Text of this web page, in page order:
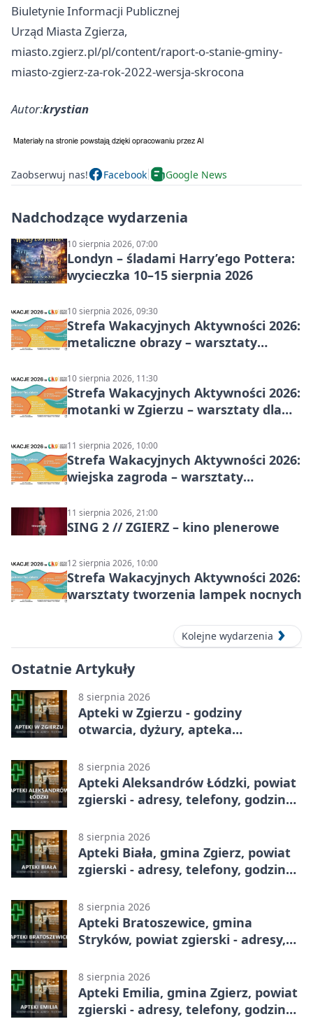
Biuletynie Informacji Publicznej
Urząd Miasta Zgierza,
miasto.zgierz.pl/pl/content/raport-o-stanie-gminy-
miasto-zgierz-za-rok-2022-wersja-skrocona
Autor:krystian
Zaobserwuj nas! Facebook Google News
Nadchodzące wydarzenia
10 sierpnia 2026, 07:00
Londyn – śladami Harry’ego Pottera:
wycieczka 10–15 sierpnia 2026
10 sierpnia 2026, 09:30
Strefa Wakacyjnych Aktywności 2026:
metaliczne obrazy – warsztaty
10 sierpnia 2026, 11:30
Strefa Wakacyjnych Aktywności 2026:
motanki w Zgierzu – warsztaty dla
11 sierpnia 2026, 10:00
Strefa Wakacyjnych Aktywności 2026:
wiejska zagroda – warsztaty
11 sierpnia 2026, 21:00
SING 2 // ZGIERZ – kino plenerowe
12 sierpnia 2026, 10:00
Strefa Wakacyjnych Aktywności 2026:
warsztaty tworzenia lampek nocnych
Kolejne wydarzenia
Ostatnie Artykuły
8 sierpnia 2026
Apteki w Zgierzu - godziny
otwarcia, dyżury, apteka
8 sierpnia 2026
Apteki Aleksandrów Łódzki, powiat
zgierski - adresy, telefony, godziny
8 sierpnia 2026
Apteki Biała, gmina Zgierz, powiat
zgierski - adresy, telefony, godziny
8 sierpnia 2026
Apteki Bratoszewice, gmina
Stryków, powiat zgierski - adresy,
8 sierpnia 2026
Apteki Emilia, gmina Zgierz, powiat
zgierski - adresy, telefony, godziny